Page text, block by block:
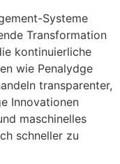
Systeme
Transformation
kontinuierliche
wie Penalydge
transparenter,
Innovationen
maschinelles
schneller zu